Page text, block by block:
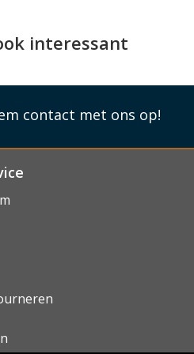
interessant
contact met ons op!